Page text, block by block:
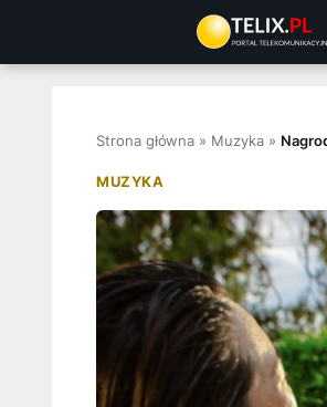
treści
Strona główna » Muzyka»
MUZYKA